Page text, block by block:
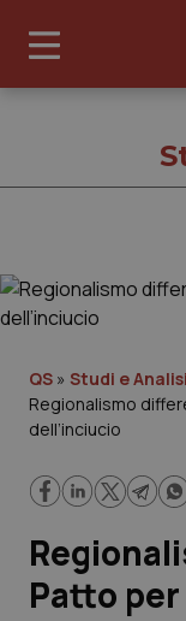
Governo e
Regioni e Asl
Lavoro e
Scienza e
QS » Studi e Analisi
Regionalismo
dell’inciucio
Patto